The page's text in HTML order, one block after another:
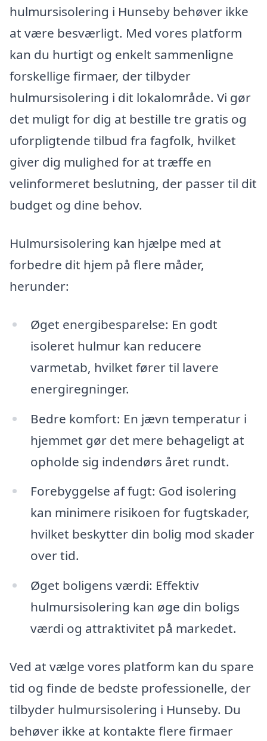
hulmursisolering i Hunseby behøver ikke
at være besværligt. Med vores platform
kan du hurtigt og enkelt sammenligne
forskellige firmaer, der tilbyder
hulmursisolering i dit lokalområde. Vi gør
det muligt for dig at bestille tre gratis og
uforpligtende tilbud fra fagfolk, hvilket
giver dig mulighed for at træffe en
velinformeret beslutning, der passer til dit
budget og dine behov.
Hulmursisolering kan hjælpe med at
forbedre dit hjem på flere måder,
herunder:
Øget energibesparelse: En godt
isoleret hulmur kan reducere
varmetab, hvilket fører til lavere
energiregninger.
Bedre komfort: En jævn temperatur i
hjemmet gør det mere behageligt at
opholde sig indendørs året rundt.
Forebyggelse af fugt: God isolering
kan minimere risikoen for fugtskader,
hvilket beskytter din bolig mod skader
over tid.
Øget boligens værdi: Effektiv
hulmursisolering kan øge din boligs
værdi og attraktivitet på markedet.
Ved at vælge vores platform kan du spare
tid og finde de bedste professionelle, der
tilbyder hulmursisolering i Hunseby. Du
behøver ikke at kontakte flere firmaer